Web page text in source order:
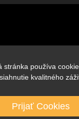
stránka používa
kvalitného
Prijať Cookies